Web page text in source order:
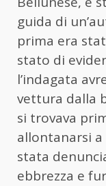
guida di
prima era
stato di
l’indagata
vettura dalla
si trovava
allontanarsi a
stata
ebbrezza e